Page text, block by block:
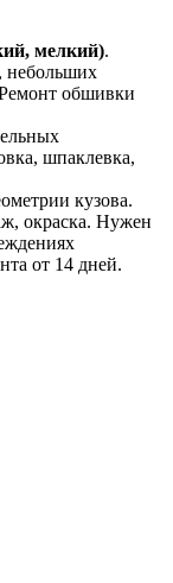
мелкий).
небольших
обшивки
шпаклевка,
кузова.
окраска. Нужен
от 14 дней.